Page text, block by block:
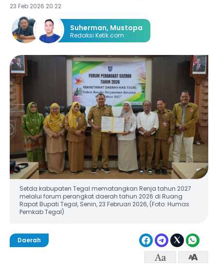
23 Feb 2026 20:22
Suherman, Mustopa
Redaksi Ketik.com
Setda kabupaten Tegal mematangkan Renja tahun 2027
melalui forum perangkat daerah tahun 2026 di Ruang
Rapat Bupati Tegal, Senin, 23 Februari 2026, (Foto: Humas
Pemkab Tegal)
Daerah